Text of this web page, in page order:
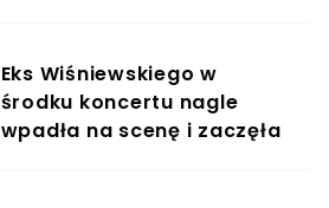
Eks Wiśniewskiego w
środku koncertu nagle
wpadła na scenę i zaczęła